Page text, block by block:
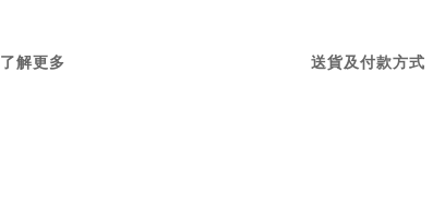
了解更多 送貨及付款方式